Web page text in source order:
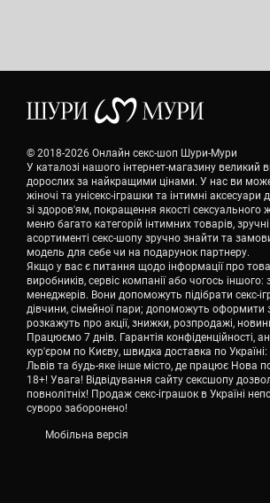
© 2018-2026 Онлайн секс-шоп Шури-Мури
У каталозі нашого інтернет-магазину великий
дорослих за найкращими цінами. У нас ви
жіночі та унісекс-іграшки та інтимні
зі здоров'ям, покращення якості сексуального
меню багато категорій інтимних товарів,
асортименті секс-шопу зручно знайти та
модель для себе чи на подарунок партнеру.
Якщо у вас є питання щодо інформації про
виробників, сервіс компанії або чогось
менеджерів. Вони допоможуть підібрати секс-
дівчини, сімейної пари; допоможуть оформити
розкажуть про акції, знижки, розпродажі,
Працюємо 7 днів. Гарантія конфіденційності,
кур'єром по Києву, швидка доставка по Україні:
Львів та будь-яке інше місто, де працює Нова
18+! Увага! Відвідування сайту сексшопу
повнолітніх! Продаж секс-іграшок в Україні
суворо заборонено!
Мобільна версія